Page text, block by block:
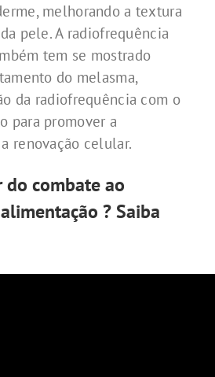
melhorando a textura
pele. A radiofrequência
tem se mostrado
do melasma,
da radiofrequência com o
para promover a
renovação celular.
do combate ao
? Saiba